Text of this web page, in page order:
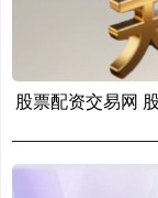
股票配资交易网